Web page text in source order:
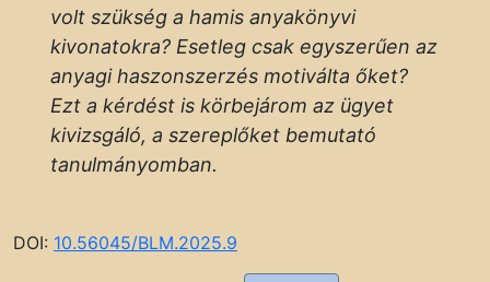
volt szükség a hamis anyakönyvi
kivonatokra? Esetleg csak egyszerűen az
anyagi haszonszerzés motiválta őket?
Ezt a kérdést is körbejárom az ügyet
kivizsgáló, a szereplőket bemutató
tanulmányomban.
DOI: 10.56045/BLM.2025.9